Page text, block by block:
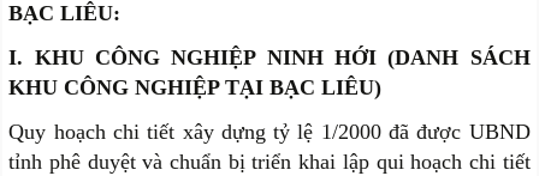
BẠC LIÊU:
I. KHU CÔNG NGHIỆP NINH HỚI (DANH SÁCH
KHU CÔNG NGHIỆP TẠI BẠC LIÊU)
Quy hoạch chi tiết xây dựng tỷ lệ 1/2000 đã được UBND
tỉnh phê duyệt và chuẩn bị triển khai lập qui hoạch chi tiết